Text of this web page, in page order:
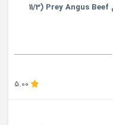
غذای خشک سگ بالغ مدل Prey Angus Beef (11/3
5.00